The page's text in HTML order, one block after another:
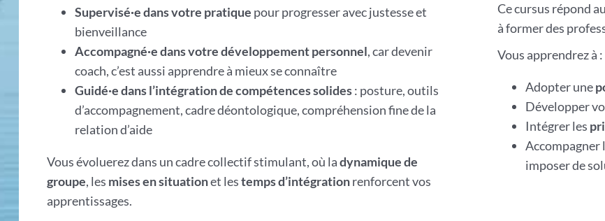
Supervisé·e dans votre pratique pour progresser avec justesse et
bienveillance
Accompagné·e dans votre développement personnel, car devenir
coach, c’est aussi apprendre à mieux se connaître
Guidé·e dans l’intégration de compétences solides: posture, outils
d’accompagnement, cadre déontologique, compréhension fine de la
relation d’aide
Vous évoluerez dans un cadre collectif stimulant, où ladynamique de
groupe, les mises en situationet lestemps d’intégrationrenforcent vos
apprentissages.
Ce cursus répond
à former des
Vous apprendrez à :
Adopter une
Développer
Intégrer les
Accompagner
imposer de